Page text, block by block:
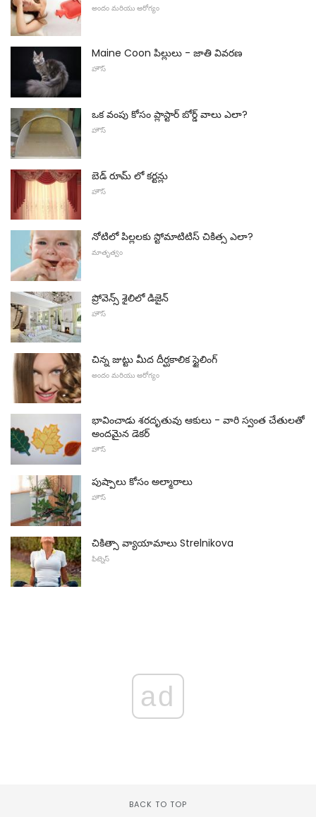
అందం మరియు ఆరోగ్యం
Maine Coon పిల్లులు - జాతి వివరణ
హౌస్
ఒక వంపు కోసం ప్లాస్టార్ బోర్డ్ వాలు ఎలా?
హౌస్
బెడ్ రూమ్ లో కర్టన్లు
హౌస్
నోటిలో పిల్లలకు స్టోమాటిటిస్ చికిత్స ఎలా?
మాతృత్వం
ప్రోవెన్స్ శైలిలో డిజైన్
హౌస్
చిన్న జుట్టు మీద దీర్ఘకాలిక స్టైలింగ్
అందం మరియు ఆరోగ్యం
భావించాడు శరదృతువు ఆకులు - వారి స్వంత చేతులతో
అందమైన డెకర్
హౌస్
పుష్పాలు కోసం అల్మారాలు
హౌస్
చికిత్సా వ్యాయామాలు Strelnikova
ఫిట్నెస్
ad
BACK TO TOP